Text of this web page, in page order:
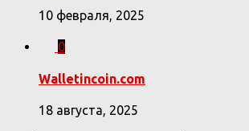
10 февраля, 2025
0
Walletincoin.com
18 августа, 2025